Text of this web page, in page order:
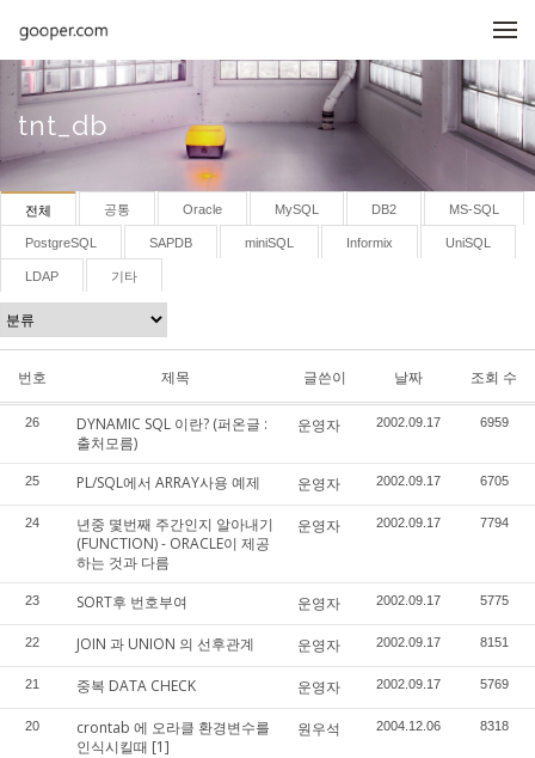
tnt_db
전체 공통 Oracle MySQL DB2 MS-SQL
PostgreSQL SAPDB miniSQL Informix UniSQL
LDAP 기타
번호 제목 글쓴이 날짜 조회 수
26
DYNAMIC SQL 이란? (퍼온글 :
출처모름)
운영자 2002.09.17 6959
25 PL/SQL에서 ARRAY사용 예제 운영자 2002.09.17 6705
24
년중 몇번째 주간인지 알아내기
(FUNCTION) - ORACLE이 제공
하는 것과 다름
운영자 2002.09.17 7794
23 SORT후 번호부여 운영자 2002.09.17 5775
22 JOIN 과 UNION 의 선후관계 운영자 2002.09.17 8151
21 중복 DATA CHECK 운영자 2002.09.17 5769
20
crontab 에 오라클 환경변수를
인식시킬때 [1]
원우석 2004.12.06 8318